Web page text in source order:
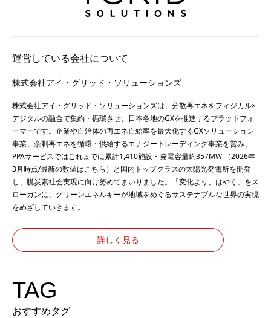
運営している会社について
株式会社アイ・グリッド・ソリューションズ
株式会社アイ・グリッド・ソリューションズは、分散再エネをフィジカル×
デジタルの融合で集約・循環させ、日本各地のGXを推進するプラットフォ
ーマーです。企業や自治体の再エネ自給率を最大化するGXソリューション
事業、余剰再エネを循環・供給するエナジートレーディング事業を営み、
PPAサービスではこれまでに累計1,410施設・発電容量約357MW （2026年
3月時点/最新の数値はこちら ）と国内トップクラスの太陽光発電所を開発
し、脱炭素社会実現に向け努めてまいりました。「変化より、はやく」をス
ローガンに、グリーンエネルギーが地域をめぐるサステナブルな世界の実現
をめざしていきます。
詳しく見る
TAG
おすすめタグ